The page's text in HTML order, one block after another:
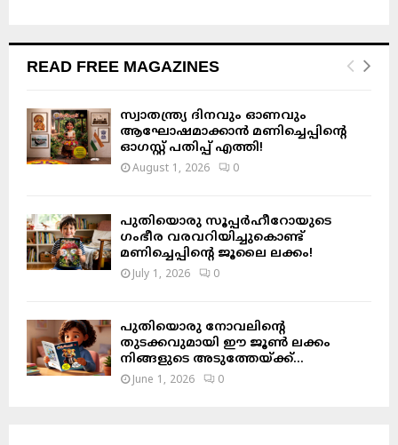
READ FREE MAGAZINES
സ്വാതന്ത്ര്യ ദിനവും ഓണവും
ആഘോഷമാക്കാൻ മണിച്ചെപ്പിന്റെ
ഓഗസ്റ്റ് പതിപ്പ് എത്തി!
August 1, 2026 0
പുതിയൊരു സൂപ്പർഹീറോയുടെ
ഗംഭീര വരവറിയിച്ചുകൊണ്ട്
മണിച്ചെപ്പിന്റെ ജൂലൈ ലക്കം!
July 1, 2026 0
പുതിയൊരു നോവലിന്റെ
തുടക്കവുമായി ഈ ജൂൺ ലക്കം
നിങ്ങളുടെ അടുത്തേയ്ക്ക്…
June 1, 2026 0